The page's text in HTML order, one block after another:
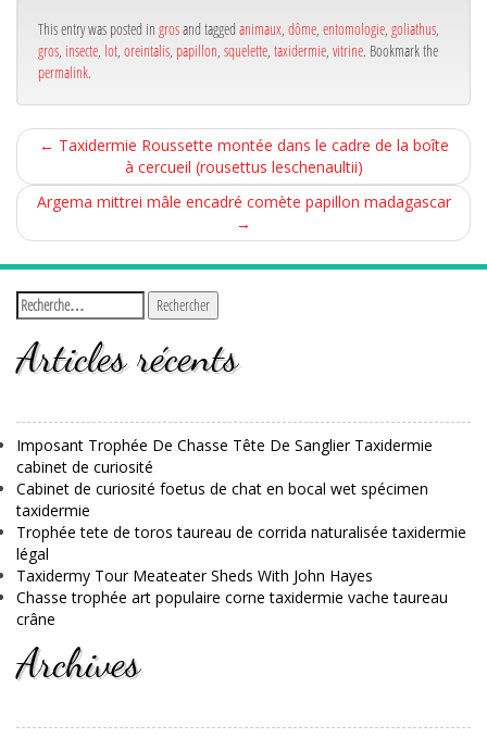
ok r
This entry was posted in grosand tagged animaux dôme entomologie goliathus
gros insecte lot oreintalis papillon squelette taxidermie vitrine. Bookmark the
permalink.
← Taxidermie Roussette montée dans le cadre de la boîte
à cercueil (rousettus leschenaultii)
Argema mittrei mâle encadré comète papillon madagascar
→
Articles récents
Imposant Trophée De Chasse Tête De Sanglier Taxidermie
cabinet de curiosité
Cabinet de curiosité foetus de chat en bocal wet spécimen
taxidermie
Trophée tete de toros taureau de corrida naturalisée taxidermie
légal
Taxidermy Tour Meateater Sheds With John Hayes
Chasse trophée art populaire corne taxidermie vache taureau
crâne
Archives